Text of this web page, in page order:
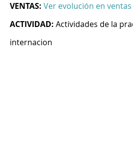
VENTAS: Ver evolución en ventas
ACTIVIDAD: Actividades de la
internacion